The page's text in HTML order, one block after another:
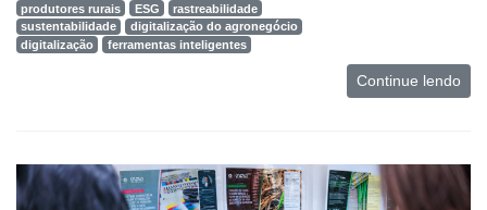
produtores rurais
ESG
rastreabilidade
sustentabilidade
digitalização do agronegócio
digitalização
ferramentas inteligentes
Continue lendo